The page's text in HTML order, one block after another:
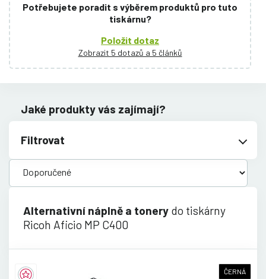
Potřebujete poradit s výběrem produktů pro tuto
tiskárnu?
Položit dotaz
Zobrazit 5 dotazů a 5 článků
Jaké produkty vás zajímají?
Filtrovat
Alternativní náplně a tonery do tiskárny
Ricoh Aficio MP C400
ČERNÁ